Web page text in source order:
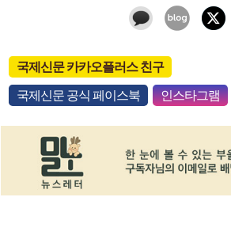
국제신문 카카오플러스 친구
국제신문 공식 페이스북 인스타그램